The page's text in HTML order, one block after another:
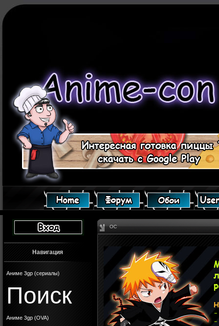
Навигация
Аниме 3gp (сериалы)
Поиск
Аниме 3gp (OVA)
ОС